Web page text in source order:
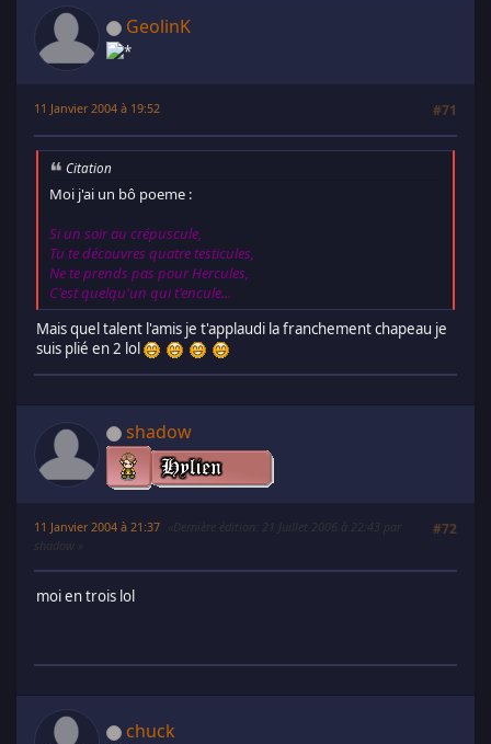
GeolinK
11 Janvier 2004 à 19:52 #71
Citation
Moi j'ai un bô poeme :
Si un soir au crépuscule,
Tu te découvres quatre testicules,
Ne te prends pas pour Hercules,
C'est quelqu'un qui t'encule...
Mais quel talent l'amis je t'applaudi la franchement chapeau je
suis plié en 2 lol
shadow
11 Janvier 2004 à 21:37 #72
Dernière édition
shadow
moi en trois lol
chuck